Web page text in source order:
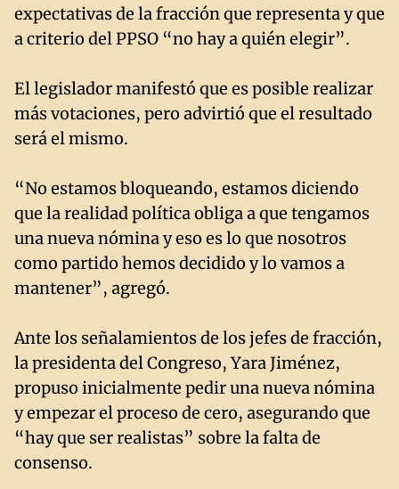
expectativas de la fracción que representa y que
a criterio del PPSO “no hay a quién elegir”.
El legislador manifestó que es posible realizar
más votaciones, pero advirtió que el resultado
será el mismo.
“No estamos bloqueando, estamos diciendo
que la realidad política obliga a que tengamos
una nueva nómina y eso es lo que nosotros
como partido hemos decidido y lo vamos a
mantener”, agregó.
Ante los señalamientos de los jefes de fracción,
la presidenta del Congreso, Yara Jiménez,
propuso inicialmente pedir una nueva nómina
y empezar el proceso de cero, asegurando que
“hay que ser realistas” sobre la falta de
consenso.